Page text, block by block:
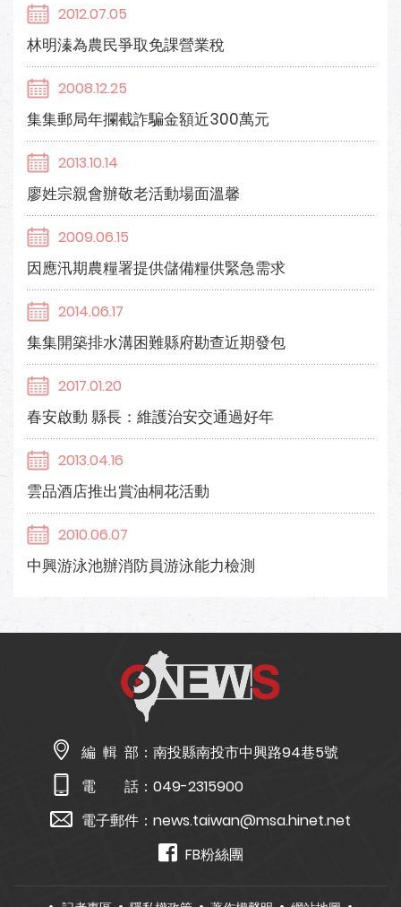
2012.07.05
林明溱為農民爭取免課營業稅
2008.12.25
集集郵局年攔截詐騙金額近300萬元
2013.10.14
廖姓宗親會辦敬老活動場面溫馨
2009.06.15
因應汛期農糧署提供儲備糧供緊急需求
2014.06.17
集集開築排水溝困難縣府勘查近期發包
2017.01.20
春安啟動 縣長：維護治安交通過好年
2013.04.16
雲品酒店推出賞油桐花活動
2010.06.07
中興游泳池辦消防員游泳能力檢測
編 輯 部： 南投縣南投市中興路94巷5號
電 話： 049-2315900
電子郵件： news.taiwan@msa.hinet.net
FB粉絲團